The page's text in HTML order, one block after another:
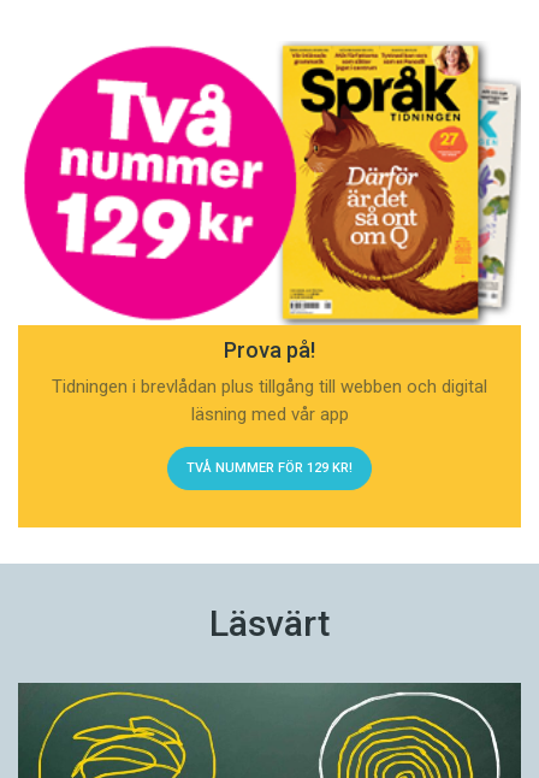
Prova på!
Tidningen i brevlådan plus tillgång till webben och digital
läsning med vår app
TVÅ NUMMER FÖR 129 KR!
Läsvärt